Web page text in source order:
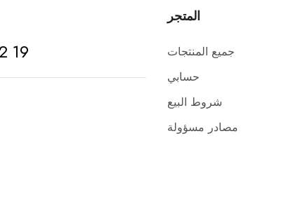
19
المتجر
جميع المنتجات
حسابي
شروط البيع
مصادر مسؤولة